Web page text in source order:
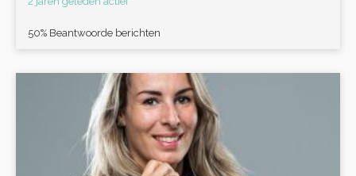
50% Beantwoorde berichten